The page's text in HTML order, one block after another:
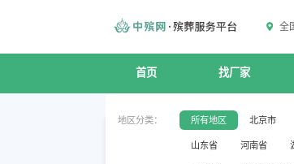
全
首页 找厂家
地区分类： 所有地区 北京市
山东省 河南省